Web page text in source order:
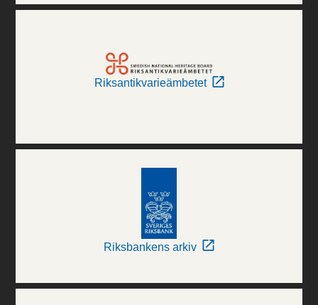
Riksantikvarieämbetet
Riksbankens arkiv